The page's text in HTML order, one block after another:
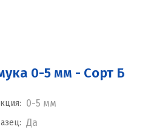
0-5 мм - Сорт Б
0-5 мм
Да